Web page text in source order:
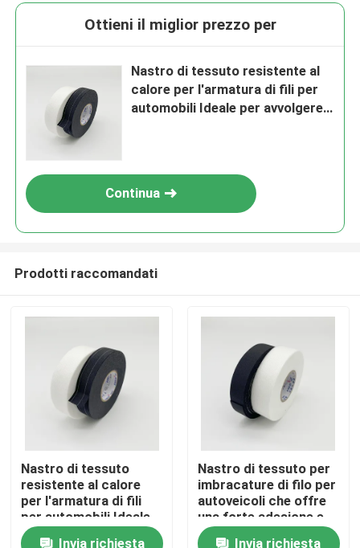
Prodotti
Video
Ottieni il miglior prezzo per
Nastro di tessuto resistente al
calore per l'armatura di fili per
automobili Ideale per avvolgere e
Continua
Prodotti raccomandati
Nastro di tessuto
resistente al calore
per l'armatura di fili
per automobili Ideale
per avvolgere e fissare
Invia richiesta
Nastro di tessuto per
imbracature di filo per
autoveicoli che offre
una forte adesione e
durabilità per
Invia richiesta